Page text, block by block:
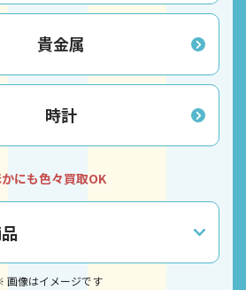
貴金属
時計
にも色々買取OK
画像はイメージです